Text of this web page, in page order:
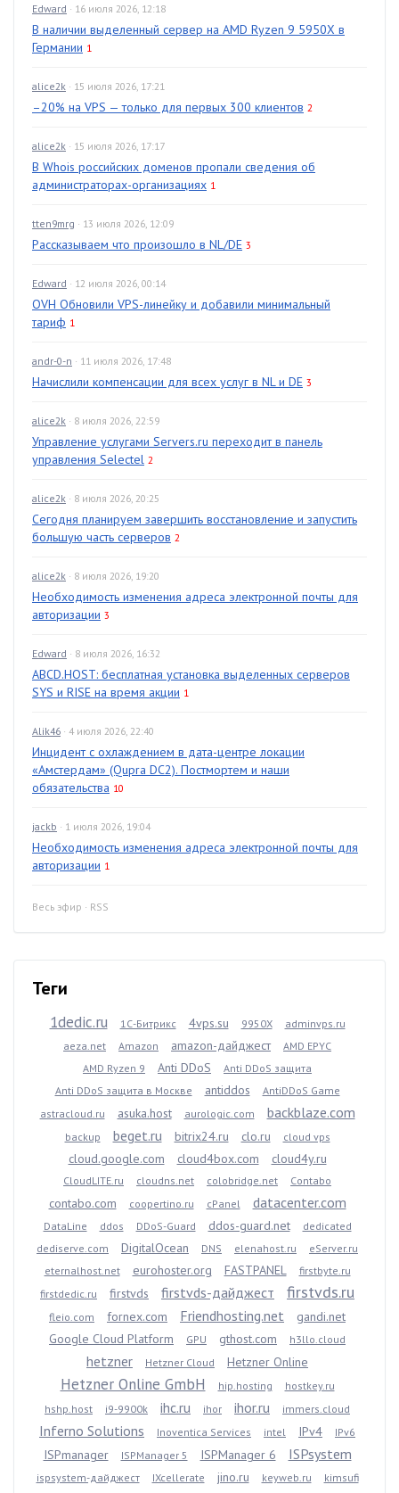
Edward · 16 июля 2026, 12:18
В наличии выделенный сервер на AMD Ryzen 9 5950X в
Германии 1
alice2k · 15 июля 2026, 17:21
–20% на VPS — только для первых 300 клиентов 2
alice2k · 15 июля 2026, 17:17
В Whois российских доменов пропали сведения об
администраторах-организациях 1
tten9mrg · 13 июля 2026, 12:09
Рассказываем что произошло в NL/DE 3
Edward · 12 июля 2026, 00:14
OVH Обновили VPS-линейку и добавили минимальный
тариф 1
andr-0-n · 11 июля 2026, 17:48
Начислили компенсации для всех услуг в NL и DE 3
alice2k · 8 июля 2026, 22:59
Управление услугами Servers.ru переходит в панель
управления Selectel 2
alice2k · 8 июля 2026, 20:25
Сегодня планируем завершить восстановление и запустить
большую часть серверов 2
alice2k · 8 июля 2026, 19:20
Необходимость изменения адреса электронной почты для
авторизации 3
Edward · 8 июля 2026, 16:32
ABCD.HOST: бесплатная установка выделенных серверов
SYS и RISE на время акции 1
Alik46 · 4 июля 2026, 22:40
Инцидент с охлаждением в дата-центре локации
«Амстердам» (Qupra DC2). Постмортем и наши
обязательства 10
jackb · 1 июля 2026, 19:04
Необходимость изменения адреса электронной почты для
авторизации 1
Весь эфир · RSS
Теги
1dedic.ru 1С-Битрикс 4vps.su 9950X
adminvps.ru
aeza.net
Amazon amazon-дайджест
AMD EPYC
AMD Ryzen 9
Anti DDoS
Anti DDoS защита
Anti DDoS защита в Москве
antiddos
AntiDDoS Game
astracloud.ru
asuka.host aurologic.com backblaze.com
backup beget.ru bitrix24.ru clo.ru cloud vps
cloud.google.com cloud4box.com cloud4y.ru
CloudLITE.ru cloudns.net colobridge.net Contabo
contabo.com coopertino.ru cPanel datacenter.com
DataLine ddos DDoS-Guard ddos-guard.net
dedicated
dediserve.com
DigitalOcean DNS elenahost.ru
eServer.ru
eternalhost.net
eurohoster.org FASTPANEL
firstbyte.ru
firstdedic.ru
firstvds firstvds-дайджест firstvds.ru
fleio.com fornex.com Friendhosting.net
gandi.net
Google Cloud Platform
GPU gthost.com h3llo.cloud
hetzner Hetzner Cloud Hetzner Online
Hetzner Online GmbH hip.hosting
hostkey.ru
hshp.host
i9-9900k ihc.ru ihor ihor.ru immers.cloud
Inferno Solutions Inoventica Services intel IPv4 IPv6
ISPmanager ISPManager 5 ISPManager 6 ISPsystem
ispsystem-дайджест IXcellerate jino.ru keyweb.ru kimsufi